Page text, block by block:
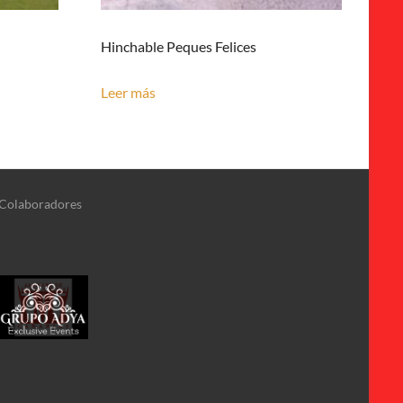
Hinchable Peques Felices
Leer más